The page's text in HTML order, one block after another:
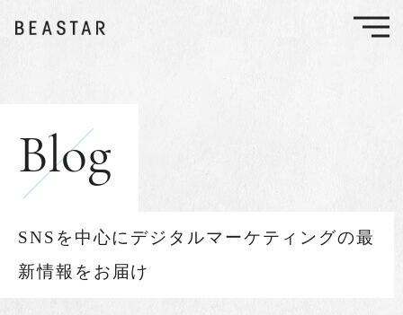
Blog
SNSを中心にデジタルマーケティングの最
新情報をお届け